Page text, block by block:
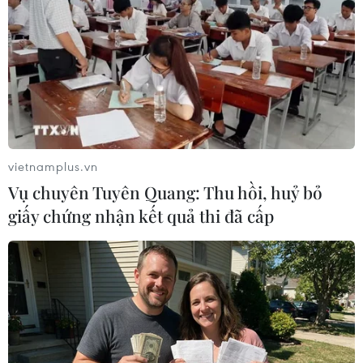
gặp Sao Paulo hôm 17/9.
vietnamplus.vn
Vụ chuyên Tuyên Quang: Thu hồi, huỷ bỏ
giấy chứng nhận kết quả thi đã cấp